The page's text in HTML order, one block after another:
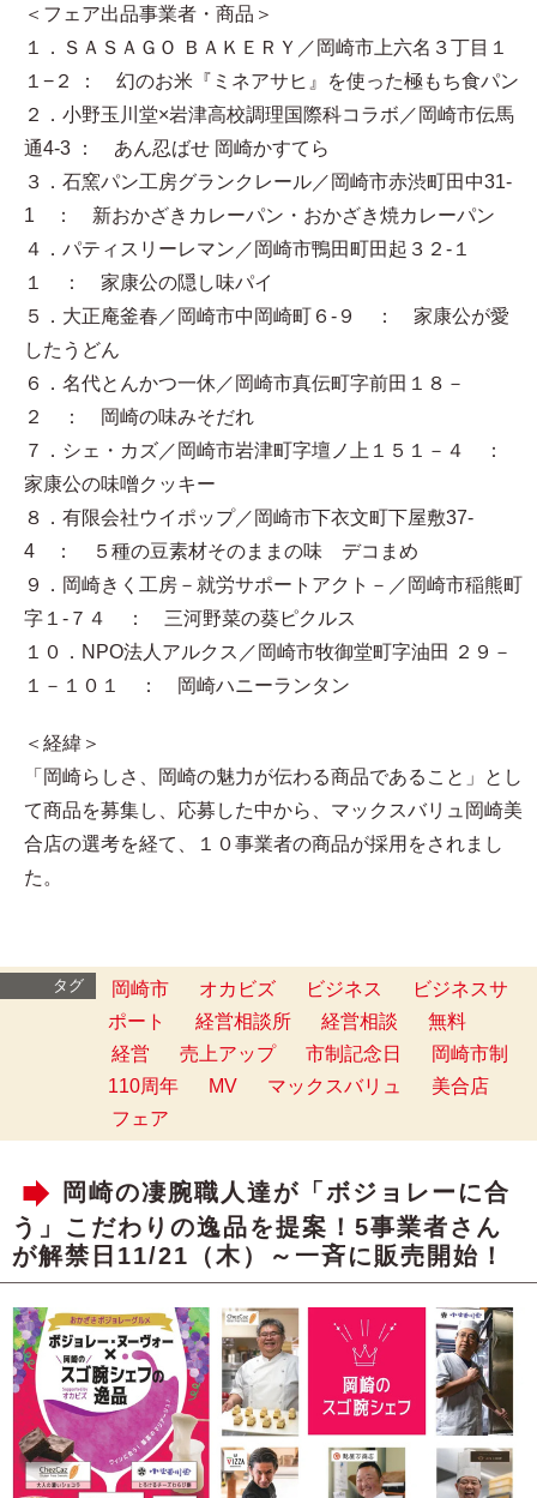
＜フェア出品事業者・商品＞
１．ＳＡＳＡＧＯ ＢＡＫＥＲＹ／岡崎市上六名３丁目１
１−２ ： 幻のお米『ミネアサヒ』を使った極もち食パン
２．小野玉川堂×岩津高校調理国際科コラボ／岡崎市伝馬
通4-3 ： あん忍ばせ 岡崎かすてら
３．石窯パン工房グランクレール／岡崎市赤渋町田中31-
1 ： 新おかざきカレーパン・おかざき焼カレーパン
４．パティスリーレマン／岡崎市鴨田町田起３２-１
１ ： 家康公の隠し味パイ
５．大正庵釜春／岡崎市中岡崎町６-９ ： 家康公が愛
したうどん
６．名代とんかつ一休／岡崎市真伝町字前田１８－
２ ： 岡崎の味みそだれ
７．シェ・カズ／岡崎市岩津町字壇ノ上１５１－４ ：
家康公の味噌クッキー
８．有限会社ウイポップ／岡崎市下衣文町下屋敷37-
4 ： ５種の豆素材そのままの味 デコまめ
９．岡崎きく工房－就労サポートアクト－／岡崎市稲熊町
字１-７４ ： 三河野菜の葵ピクルス
１０．NPO法人アルクス／岡崎市牧御堂町字油田 ２９－
１－１０１ ： 岡崎ハニーランタン
＜経緯＞
「岡崎らしさ、岡崎の魅力が伝わる商品であること」とし
て商品を募集し、応募した中から、マックスバリュ岡崎美
合店の選考を経て、１０事業者の商品が採用をされまし
た。
タグ 岡崎市 オカビズ ビジネス
ビジネスサ
ポート
経営相談所 経営相談
無料
経営
売上アップ 市制記念日
岡崎市制
110周年
MV マックスバリュ
美合店
フェア
岡崎の凄腕職人達が「ボジョレーに合
う」こだわりの逸品を提案！5事業者さん
が解禁日11/21（木）～一斉に販売開始！